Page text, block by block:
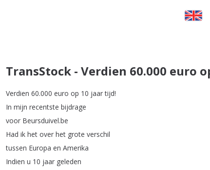
TransStock - Verdien 60.000 euro
Verdien 60.000 euro op 10 jaar tijd!
In mijn recentste bijdrage
voor Beursduivel.be
Had ik het over het grote verschil
tussen Europa en Amerika
Indien u 10 jaar geleden